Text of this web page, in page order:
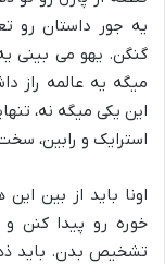
یه جور داستان رو
گنگن. یهو می بینی
میگه یه عالمه راز
این یکی میگه نه،
استرایک و رابین،
اونا باید از بین
خوره رو پیدا کنن